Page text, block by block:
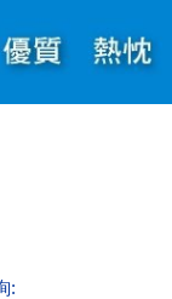
: